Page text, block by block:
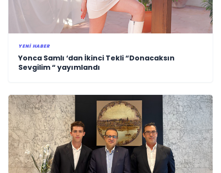
YENI HABER
Yonca Samlı ‘dan İkinci Tekli “Donacaksın
Sevgilim “ yayımlandı